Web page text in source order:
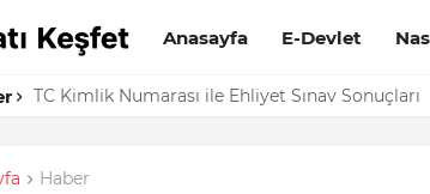
Anasayfa E-Devlet
TC Kimlik Numarası ile Ehliyet Sınav Sonuçları
Haber